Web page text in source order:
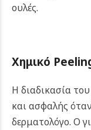
ουλές.
Χημικό
Η διαδικασία
και ασφαλής όταν
δερματολόγο. Ο